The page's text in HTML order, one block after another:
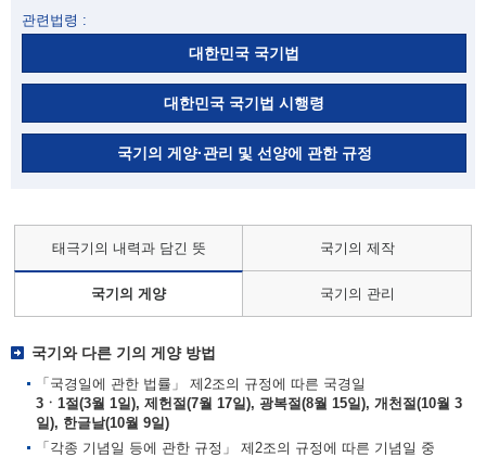
관련법령 :
대한민국 국기법
대한민국 국기법 시행령
국기의 게양·관리 및 선양에 관한 규정
태극기의 내력과 담긴 뜻 국기의 제작
국기의 게양 국기의 관리
국기와 다른 기의 게양 방법
「국경일에 관한 법률」 제2조의 규정에 따른 국경일
3ㆍ1절(3월 1일), 제헌절(7월 17일), 광복절(8월 15일), 개천절(10월 3
일), 한글날(10월 9일)
「각종 기념일 등에 관한 규정」 제2조의 규정에 따른 기념일 중